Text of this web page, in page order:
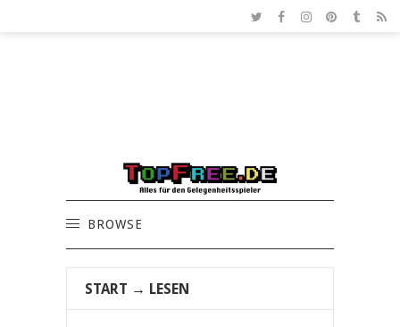
BROWSE
START → LESEN